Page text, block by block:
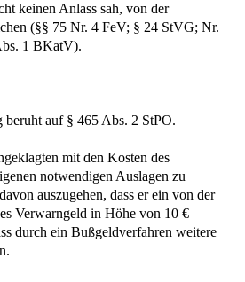
keinen Anlass sah, von der
(§§ 75 Nr. 4 FeV; § 24 StVG; Nr.
1 BKatV).
beruht auf § 465 Abs. 2 StPO.
mit den Kosten des
notwendigen Auslagen zu
auszugehen, dass er ein von der
Verwarngeld in Höhe von 10 €
durch ein Bußgeldverfahren weitere